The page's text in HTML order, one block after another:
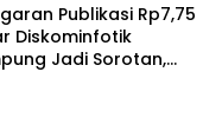
Publikasi Rp7,75
Diskominfotik
Jadi Sorotan,